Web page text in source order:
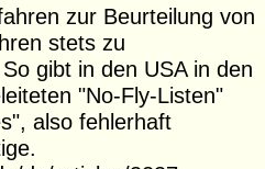
zur Beurteilung von
stets zu
gibt in den USA in den
"No-Fly-Listen"
also fehlerhaft